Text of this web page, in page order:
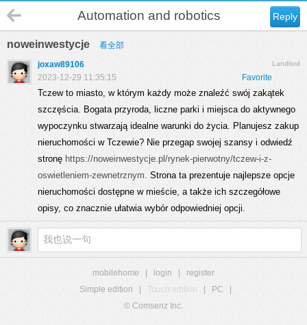
Reply
Automation and robotics
noweinwestycje 看全部
Landlord
joxaw89106
Favorite
2023-12-29 11:35:15
Tczew to miasto, w którym każdy może znaleźć swój zakątek
szczęścia. Bogata przyroda, liczne parki i miejsca do aktywnego
wypoczynku stwarzają idealne warunki do życia. Planujesz zakup
nieruchomości w Tczewie? Nie przegap swojej szansy i odwiedź
stronę https://noweinwestycje.pl/rynek-pierwotny/tczew-i-z-
oswietleniem-zewnetrznym. Strona ta prezentuje najlepsze opcje
nieruchomości dostępne w mieście, a także ich szczegółowe
opisy, co znacznie ułatwia wybór odpowiedniej opcji.
mobilehome login
register
Simple edition
Touch edition PC
© Comsenz Inc.